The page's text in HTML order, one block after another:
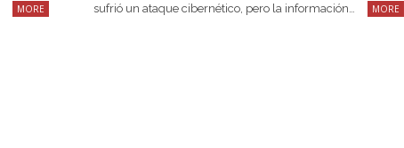
MORE
sufrió un ataque cibernético, pero la información…
MORE